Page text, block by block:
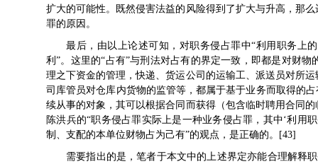
扩大的可能性。既然侵害法益的风险得到了扩大与升高，那
罪的原因。
最后，由以上论述可知，对职务侵占罪中“利用职务上
利”。这里的“占有”与刑法对占有的界定一致，即都是对财
理之下资金的管理，快递、货运公司的运输工、派送员对所
司库管员对仓库内货物的监管等，都属于基于业务而取得的
续从事的对象，其可以根据合同而获得（包含临时聘用合同
陈洪兵的“职务侵占罪实际上是一种业务侵占罪，其中‘利用
制、支配的本单位财物占为己有”的观点，是正确的。[43]
需要指出的是，笔者于本文中的上述界定亦能合理解释